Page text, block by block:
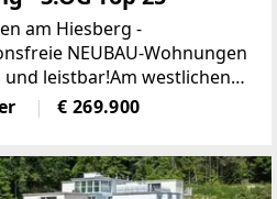
am Hiesberg -
NEUBAU-Wohnungen
leistbar!Am westlichen
Marktgemeinde
von grünen Hügeln und
€ 269.900